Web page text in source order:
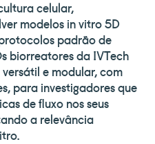
celular,
modelos in vitro 5D
padrão de
biorreatores da IVTech
e modular, com
para investigadores que
de fluxo nos seus
a relevância